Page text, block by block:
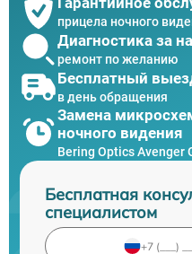
прицела ночного
Диагностика за
ремонт по желанию
Бесплатный
в день обращения
Замена
ночного видения
Bering Optics Avenger
Бесплатная
специалистом